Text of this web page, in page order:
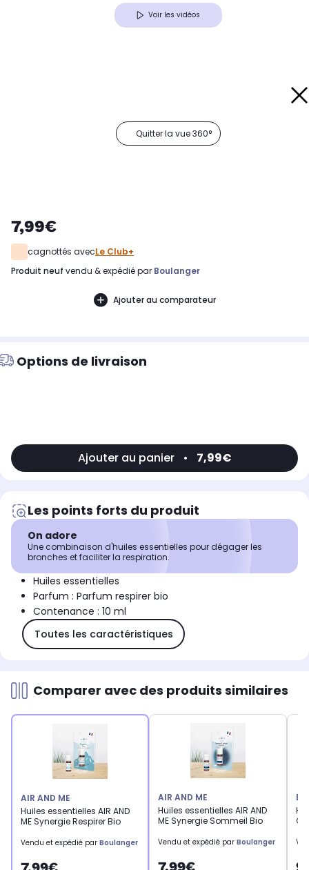
Voir les vidéos
Quitter la vue 360°
7,99€
cagnottés avecLe Club+
produit neuf vendu & expédié par Boulanger
Ajouter au comparateur
Options de livraison
Ajouter au panier • 7,99€
Les points forts du produit
On adore
Une combinaison d'huiles essentielles pour dégager les
bronches et faciliter la respiration.
Huiles essentielles
Parfum : Parfum respirer bio
Contenance : 10 ml
Toutes les caractéristiques
Comparer avec des produits similaires
AIR AND ME
Huiles essentielles AIR AND
ME Synergie Respirer Bio
Vendu et expédié par Boulanger
AIR AND ME
Huiles essentielles AIR AND
ME Synergie Sommeil Bio
Vendu et expédié par Boulanger